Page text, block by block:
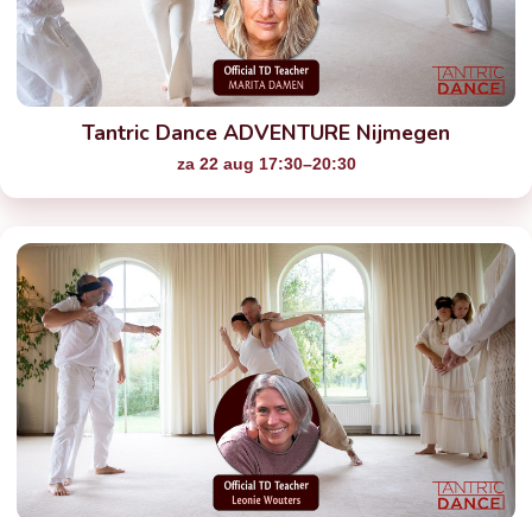
Tantric Dance ADVENTURE Nijmegen
za 22 aug 17:30–20:30